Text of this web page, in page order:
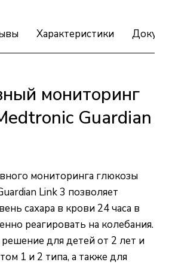
Характеристики
мониторинг
Guardian
мониторинга глюкозы
Link 3 позволяет
сахара в крови 24 часа в
реагировать на колебания.
для детей от 2 лет и
1 и 2 типа, а также для